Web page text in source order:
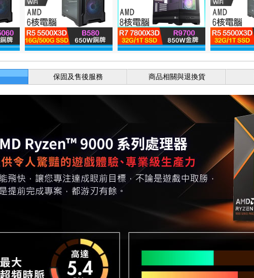
保固及售後服務 商品相關與退換貨